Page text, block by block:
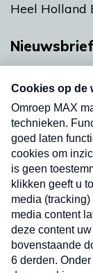
Heel Holland
Nieuwsbrief
nieuwsbrief.
uw mailbox.